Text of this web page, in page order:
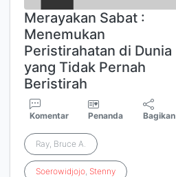
Merayakan Sabat :
Menemukan
Peristirahatan di Dunia
yang Tidak Pernah
Beristirah
Komentar Penanda Bagikan
Ray, Bruce A.
Soerowidjojo, Stenny